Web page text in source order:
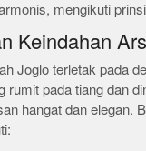
mengikuti
Keindahan
Joglo terletak pada
rumit pada tiang dan
hangat dan elegan.